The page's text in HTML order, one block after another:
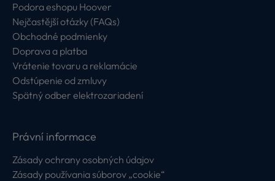
Podora eshopu Hoover
Nejčastější otázky (FAQs)
Obchodné podmienky
Doprava a platba
Vrátenie tovaru a reklamácie
Odstúpenie od zmluvy
Spätný odber elektrozariadení
Právní informace
Zásady ochrany osobných údajov
Zásady používania súborov „cookie“